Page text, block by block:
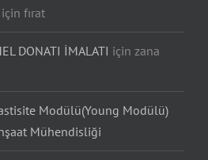
için fırat
DONATI İMALATI için zana
Modülü(Young Modülü)
Mühendisliği